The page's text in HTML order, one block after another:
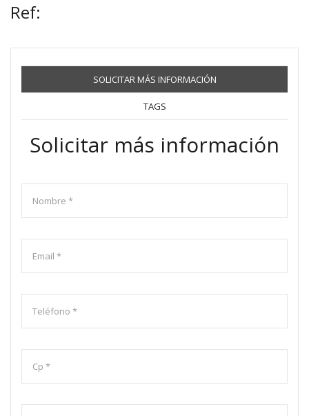
Ref:
SOLICITAR MÁS INFORMACIÓN
TAGS
Solicitar más información